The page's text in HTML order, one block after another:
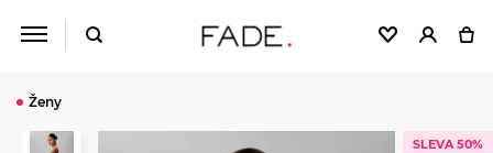
Ženy
SLEVA 50%